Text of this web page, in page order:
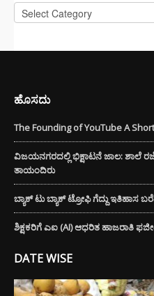
Categories
ಹೊಸದು
The Founding of YouTube A
ವಿಜಯನಗರದಲ್ಲಿ ಭಿಕ್ಷಾಟನೆ ಜಾಲ: ಶಾಲೆ ರಜೆ
ತಾಯಂದಿರು
ಬ್ಯಾಕ್ ಟು ಬ್ಯಾಕ್ ಟ್ರೋಫಿ ಗೆದ್ದು ಇತಿಹಾಸ
ಶಿಕ್ಷಕರಿಗೆ ಎಐ (AI) ಆಧರಿತ ಹಾಜರಾತಿ
DATE WISE